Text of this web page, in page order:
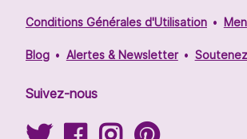
Conditions Générales d'Utilisation
Blog Alertes & Newsletter
Suivez-nous